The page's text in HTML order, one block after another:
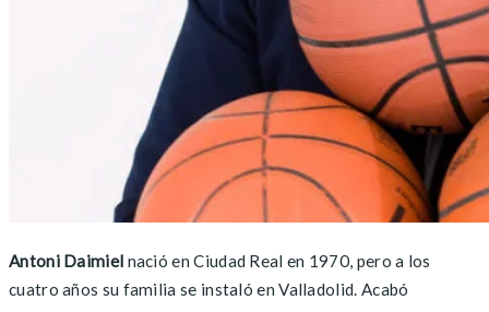
Antoni Daimiel nació en Ciudad Real en 1970, pero a los
cuatro años su familia se instaló en Valladolid. Acabó